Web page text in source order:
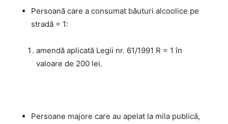
Persoană care a consumat băuturi alcoolice pe
stradă = 1:
amendă aplicată Legii nr. 61/1991 R = 1 în
valoare de 200 lei.
Persoane majore care au apelat la mila publică,